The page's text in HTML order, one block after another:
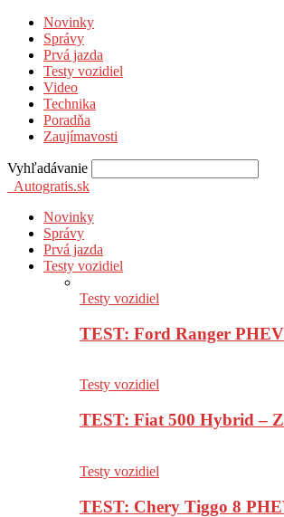
Novinky
Správy
Prvá jazda
Testy vozidiel
Video
Technika
Poradňa
Zaujímavosti
Vyhľadávanie
Autogratis.sk
Novinky
Správy
Prvá jazda
Testy vozidiel
Testy vozidiel
TEST: Ford Ranger
Testy vozidiel
TEST: Fiat 500 Hybrid –
Testy vozidiel
TEST: Chery Tiggo 8